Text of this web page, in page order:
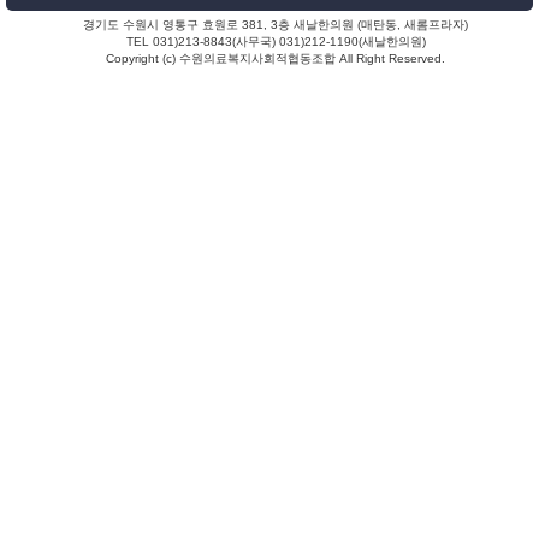
경기도 수원시 영통구 효원로 381, 3층 새날한의원 (매탄동, 새롬프라자)
TEL 031)213-8843(사무국) 031)212-1190(새날한의원)
Copyright (c) 수원의료복지사회적협동조합 All Right Reserved.